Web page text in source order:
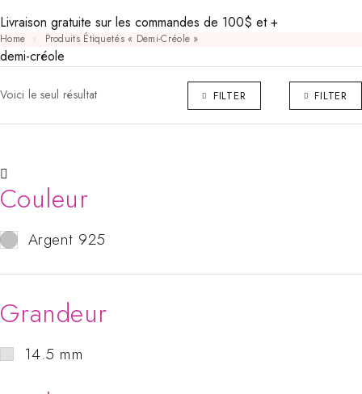
Livraison gratuite sur les commandes de 100$ et +
Home Produits Étiquetés « Demi-Créole »
demi-créole
Voici le seul résultat FILTER FILTER
Couleur
Argent 925
Grandeur
14.5 mm